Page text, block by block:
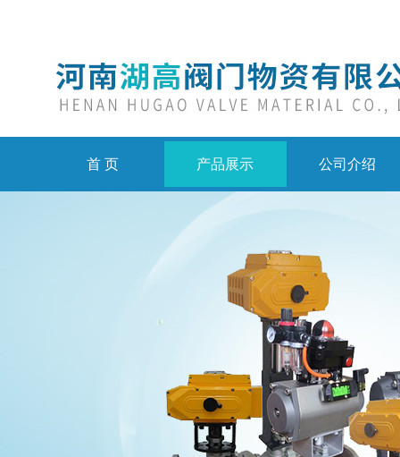
首 页 产品展示 公司介绍